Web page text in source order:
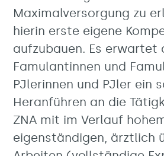
Maximalversorgung zu
hierin erste eigene
aufzubauen. Es erwartet
Famulantinnen und
PJlerinnen und PJler ein
Heranführen an die
ZNA mit im Verlauf
eigenständigen, ärztlich